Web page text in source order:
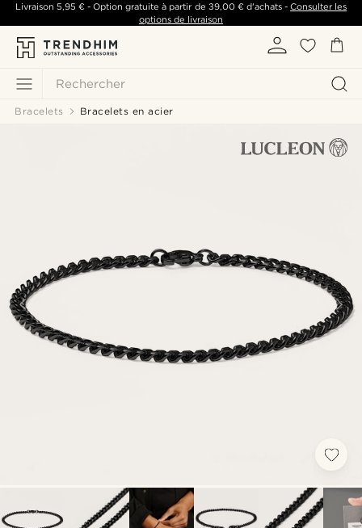
Rechercher
Livraison 5,95 €- Option gratuite à partir de 39,00 €d'achats -Consulter les
options de livraison
Bracelets Bracelets en acier